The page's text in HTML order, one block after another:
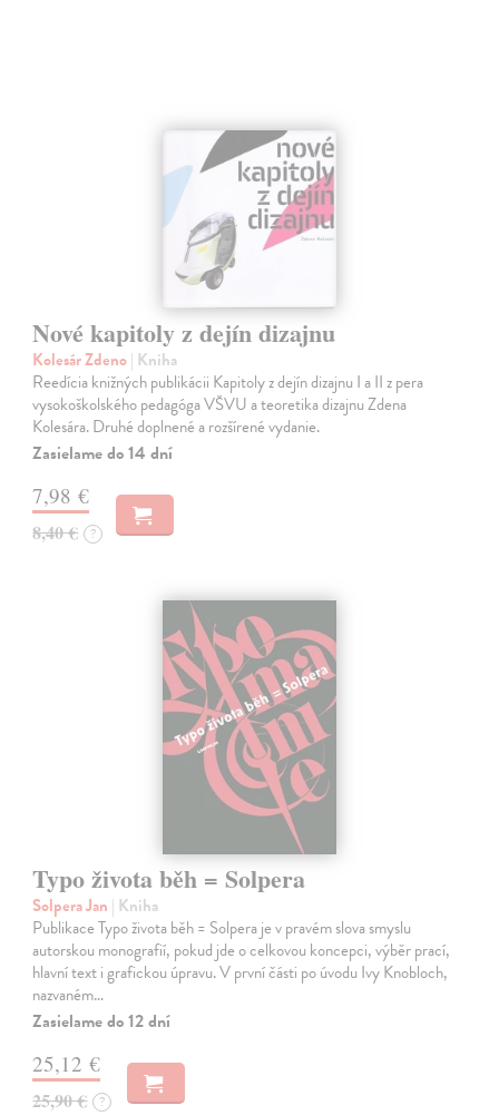
Nové kapitoly z dejín dizajnu
Kolesár Zdeno| Kniha
Reedícia knižných publikácii Kapitoly z dejín dizajnu I a II z pera
vysokoškolského pedagóga VŠVU a teoretika dizajnu Zdena
Kolesára. Druhé doplnené a rozšírené vydanie.
Zasielame do 14 dní
7,98 €
8,40 € ?
Typo života běh = Solpera
Solpera Jan | Kniha
Publikace Typo života běh = Solpera je v pravém slova smyslu
autorskou monografií, pokud jde o celkovou koncepci, výběr prací,
hlavní text i grafickou úpravu. V první části po úvodu Ivy Knobloch,
nazvaném…
Zasielame do 12 dní
25,12 €
25,90 € ?